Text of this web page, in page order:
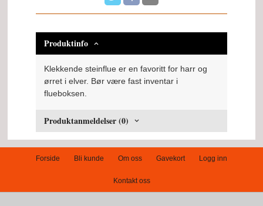
Produktinfo
Klekkende steinflue er en favoritt for harr og
ørret i elver. Bør være fast inventar i
flueboksen.
Produktanmeldelser (0)
Forside Bli kunde Om oss Gavekort Logg inn
Kontakt oss